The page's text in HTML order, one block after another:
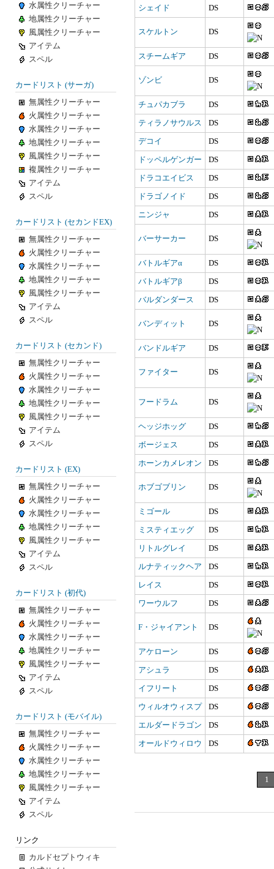
シェイド DS
スケルトン DS
スチームギア DS
ゾンビ DS
チュパカブラ DS
ティラノサウルス DS
デコイ DS
ドッペルゲンガー DS
ドラコエイビス DS
ドラゴノイド DS
ニンジャ DS
バーサーカー DS
バトルギアα DS
バトルギアβ DS
バルダンダース DS
バンディット DS
バンドルギア DS
ファイター DS
フードラム DS
ヘッジホッグ DS
ボージェス DS
ホーンカメレオン DS
ホブゴブリン DS
ミゴール DS
ミスティエッグ DS
リトルグレイ DS
ルナティックヘア DS
レイス DS
ワーウルフ DS
F・ジャイアント DS
アケローン DS
アシュラ DS
イフリート DS
ウィルオウィスプ DS
エルダードラゴン DS
オールドウィロウ DS
1
水属性クリーチャー
地属性クリーチャー
風属性クリーチャー
アイテム
スペル
カードリスト (サーガ)
無属性クリーチャー
火属性クリーチャー
水属性クリーチャー
地属性クリーチャー
風属性クリーチャー
複属性クリーチャー
アイテム
スペル
カードリスト (セカンドEX)
無属性クリーチャー
火属性クリーチャー
水属性クリーチャー
地属性クリーチャー
風属性クリーチャー
アイテム
スペル
カードリスト (セカンド)
無属性クリーチャー
火属性クリーチャー
水属性クリーチャー
地属性クリーチャー
風属性クリーチャー
アイテム
スペル
カードリスト (EX)
無属性クリーチャー
火属性クリーチャー
水属性クリーチャー
地属性クリーチャー
風属性クリーチャー
アイテム
スペル
カードリスト (初代)
無属性クリーチャー
火属性クリーチャー
水属性クリーチャー
地属性クリーチャー
風属性クリーチャー
アイテム
スペル
カードリスト (モバイル)
無属性クリーチャー
火属性クリーチャー
水属性クリーチャー
地属性クリーチャー
風属性クリーチャー
アイテム
スペル
リンク
カルドセプトウィキ